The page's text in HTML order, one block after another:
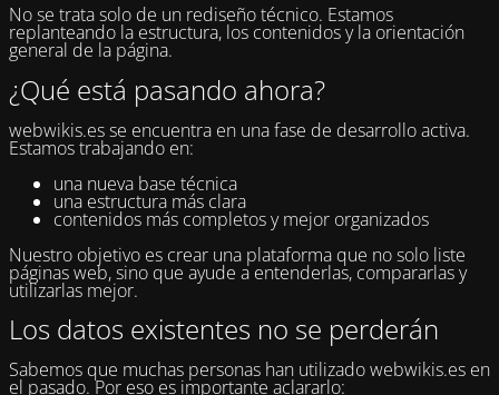
No se trata solo de un rediseño técnico. Estamos
replanteando la estructura, los contenidos y la orientación
general de la página.
¿Qué está pasando ahora?
webwikis.es se encuentra en una fase de desarrollo activa.
Estamos trabajando en:
una nueva base técnica
una estructura más clara
contenidos más completos y mejor organizados
Nuestro objetivo es crear una plataforma que no solo liste
páginas web, sino que ayude a entenderlas, compararlas y
utilizarlas mejor.
Los datos existentes no se perderán
Sabemos que muchas personas han utilizado webwikis.es en
el pasado. Por eso es importante aclararlo: